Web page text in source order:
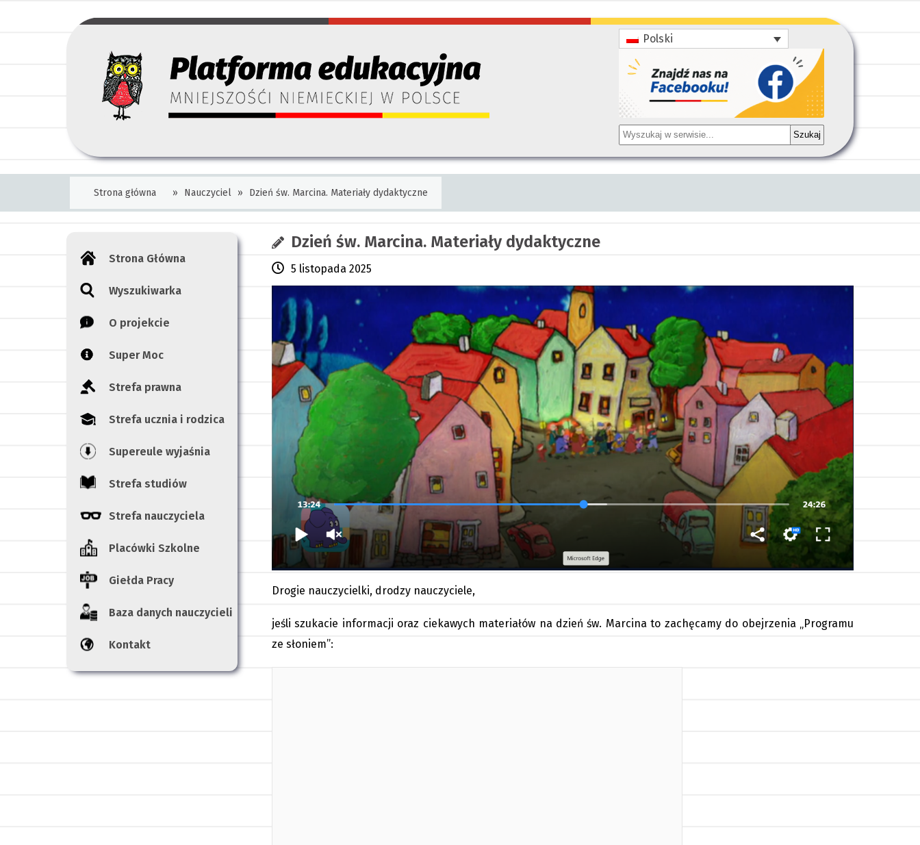
Polski
Szukaj
Strona główna » Nauczyciel » Dzień św. Marcina. Materiały dydaktyczne
Strona Główna
Wyszukiwarka
O projekcie
Super Moc
Strefa prawna
Strefa ucznia i rodzica
Supereule wyjaśnia
Strefa studiów
Strefa nauczyciela
Placówki Szkolne
Giełda Pracy
Baza danych nauczycieli
Kontakt
Dzień św. Marcina. Materiały dydaktyczne
5 listopada 2025
Drogie nauczycielki, drodzy nauczyciele,
jeśli szukacie informacji oraz ciekawych materiałów na dzień św. Marcina to zachęcamy do obejrzenia „Programu
ze słoniem”: